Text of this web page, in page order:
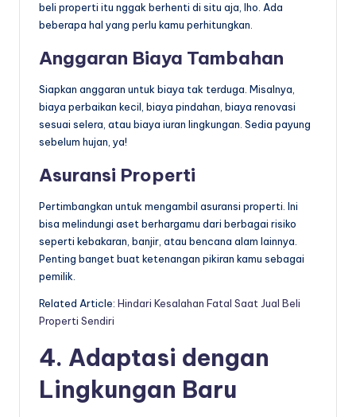
beli properti itu nggak berhenti di situ aja, lho. Ada
beberapa hal yang perlu kamu perhitungkan.
Anggaran Biaya Tambahan
Siapkan anggaran untuk biaya tak terduga. Misalnya,
biaya perbaikan kecil, biaya pindahan, biaya renovasi
sesuai selera, atau biaya iuran lingkungan. Sedia payung
sebelum hujan, ya!
Asuransi Properti
Pertimbangkan untuk mengambil asuransi properti. Ini
bisa melindungi aset berhargamu dari berbagai risiko
seperti kebakaran, banjir, atau bencana alam lainnya.
Penting banget buat ketenangan pikiran kamu sebagai
pemilik.
Related Article: Hindari Kesalahan Fatal Saat Jual Beli
Properti Sendiri
4. Adaptasi dengan
Lingkungan Baru